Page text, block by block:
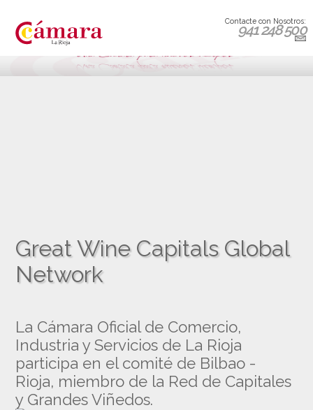
Contacte con Nosotros:
941 248 500
Great Wine Capitals Global
Network
La Cámara Oficial de Comercio,
Industria y Servicios de La Rioja
participa en el comité de Bilbao -
Rioja, miembro de la Red de Capitales
y Grandes Viñedos.